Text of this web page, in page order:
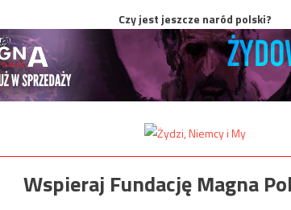
Czy jest jeszcze naród polski?
Wspieraj Fundację Magna